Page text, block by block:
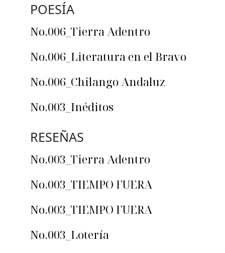
POESÍA
No.006_Tierra Adentro
No.006_Literatura en el Bravo
No.006_Chilango Andaluz
No.003_Inéditos
RESEÑAS
No.003_Tierra Adentro
No.003_TIEMPO FUERA
No.003_TIEMPO FUERA
No.003_Lotería